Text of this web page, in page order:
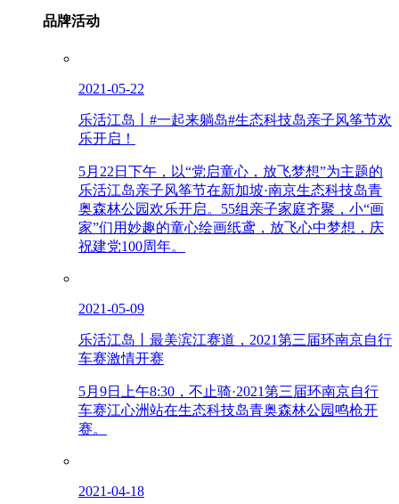
品牌活动
2021-05-22
乐活江岛丨#一起来躺岛#生态科技岛亲子风筝节欢
乐开启！
5月22日下午，以“党启童心，放飞梦想”为主题的
乐活江岛亲子风筝节在新加坡·南京生态科技岛青
奥森林公园欢乐开启。55组亲子家庭齐聚，小“画
家”们用妙趣的童心绘画纸鸢，放飞心中梦想，庆
祝建党100周年。
2021-05-09
乐活江岛丨最美滨江赛道，2021第三届环南京自行
车赛激情开赛
5月9日上午8:30，不止骑·2021第三届环南京自行
车赛江心洲站在生态科技岛青奥森林公园鸣枪开
赛。
2021-04-18